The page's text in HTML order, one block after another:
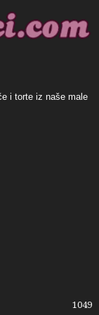
i torte iz naše male
1049